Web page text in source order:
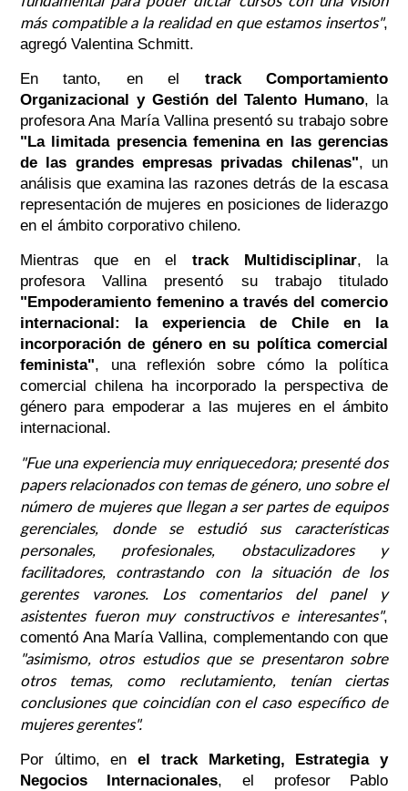
más compatible a la realidad en que estamos insertos",
agregó Valentina Schmitt.
En tanto, en el track Comportamiento
Organizacional y Gestión del Talento Humano, la
profesora Ana María Vallina presentó su trabajo sobre
"La limitada presencia femenina en las gerencias
de las grandes empresas privadas chilenas", un
análisis que examina las razones detrás de la escasa
representación de mujeres en posiciones de liderazgo
en el ámbito corporativo chileno.
Mientras que en eltrack Multidisciplinar, la
profesora Vallina presentó su trabajo titulado
"Empoderamiento femenino a través del comercio
internacional: la experiencia de Chile en la
incorporación de género en su política comercial
feminista", una reflexión sobre cómo la política
comercial chilena ha incorporado la perspectiva de
género para empoderar a las mujeres en el ámbito
internacional.
"Fue una experiencia muy enriquecedora; presenté dos
papers relacionados con temas de género, uno sobre el
número de mujeres que llegan a ser partes de equipos
gerenciales, donde se estudió sus características
personales, profesionales, obstaculizadores y
facilitadores, contrastando con la situación de los
gerentes varones. Los comentarios del panel y
asistentes fueron muy constructivos e interesantes",
comentó Ana María Vallina, complementando con que
"asimismo, otros estudios que se presentaron sobre
otros temas, como reclutamiento, tenían ciertas
conclusiones que coincidían con el caso específico de
mujeres gerentes".
Por último, enel track Marketing, Estrategia y
Negocios Internacionales, el profesor Pablo